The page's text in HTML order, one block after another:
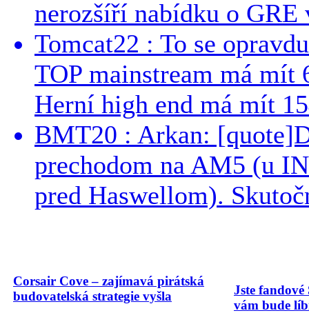
nerozšíří nabídku o GRE
Tomcat22 : To se
TOP mainstream má
Herní high end má mít
BMT20 : Arkan:
prechodom na AM5 (u
pred Haswellom).
Corsair Cove – zajímavá pirátská
budovatelská strategie vyšla
Jste
vám bude